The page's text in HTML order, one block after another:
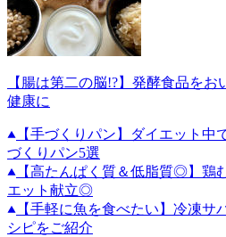
【腸は第二の脳!?】発酵食品を
健康に
【手づくりパン】ダイエット
づくりパン5選
【高たんぱく質＆低脂質◎】鶏
エット献立◎
【手軽に魚を食べたい】冷凍サ
シピをご紹介